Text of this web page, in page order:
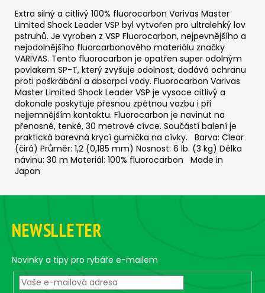
Extra silný a citlivý 100% fluorocarbon Varivas Master
Limited Shock Leader VSP byl vytvořen pro ultralehký lov
pstruhů. Je vyroben z VSP Fluorocarbon, nejpevnějšího a
nejodolnějšího fluorcarbonového materiálu značky
VARIVAS. Tento fluorocarbon je opatřen super odolným
povlakem SP-T, který zvyšuje odolnost, dodává ochranu
proti poškrábání a absorpci vody. Fluorocarbon Varivas
Master Limited Shock Leader VSP je vysoce citlivý a
dokonale poskytuje přesnou zpětnou vazbu i při
nejjemnějším kontaktu. Fluorocarbon je navinut na
přenosné, tenké, 30 metrové cívce. Součástí balení je
praktická barevná krycí gumička na cívky. Barva: Clear
(čirá) Průměr: 1,2 (0,185 mm) Nosnost: 6 lb. (3 kg) Délka
návinu: 30 m Materiál: 100% fluorocarbon Made in
Japan
#6
-
5
KS,
2
G
69
Kč
Z
NEWSLLETER
Novinky a tipy pro rybáře e-mailem